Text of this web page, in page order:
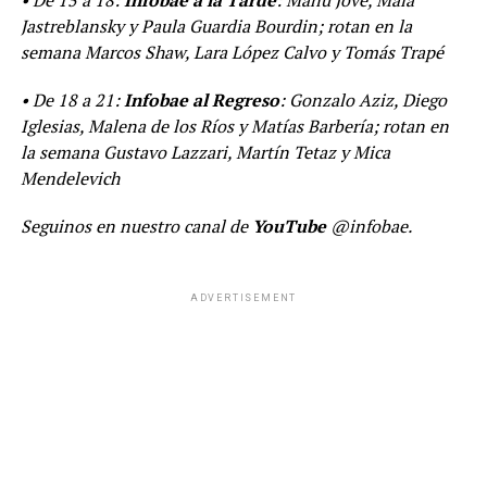
Jastreblansky y Paula Guardia Bourdin; rotan en la
semana Marcos Shaw, Lara López Calvo y Tomás Trapé
• De 18 a 21:Infobae al Regreso: Gonzalo Aziz, Diego
Iglesias, Malena de los Ríos y Matías Barbería; rotan en
la semana Gustavo Lazzari, Martín Tetaz y Mica
Mendelevich
Seguinos en nuestro canal de YouTube @infobae.
ADVERTISEMENT